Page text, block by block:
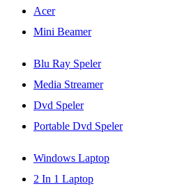
Acer
Mini Beamer
Blu Ray Speler
Media Streamer
Dvd Speler
Portable Dvd Speler
Windows Laptop
2 In 1 Laptop